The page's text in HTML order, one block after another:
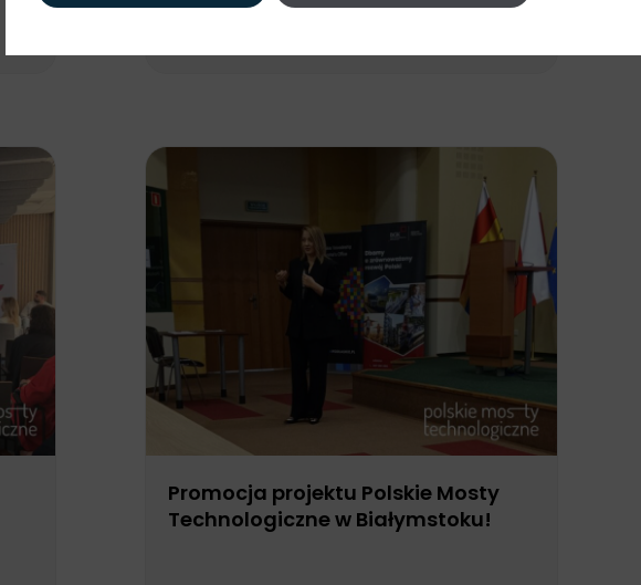
Promocja projektu Polskie Mosty
Technologiczne w Białymstoku!